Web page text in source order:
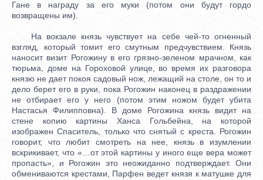
Гане в награду за его муки (потом они будут гордо
возвращены им).
На вокзале князь чувствует на себе чей-то огненный
взгляд, который томит его смутным предчувствием. Князь
наносит визит Рогожину в его грязно-зеленом мрачном, как
тюрьма, доме на Гороховой улице, во время их разговора
князю не дает покоя садовый нож, лежащий на столе, он то и
дело берет его в руки, пока Рогожин наконец в раздражении
не отбирает его у него (потом этим ножом будет убита
Настасья Филипповна). В доме Рогожина князь видит на
стене копию картины Ханса Гольбейна, на которой
изображен Спаситель, только что снятый с креста. Рогожин
говорит, что любит смотреть на нее, князь в изумлении
вскрикивает, что «…от этой картины у иного еще вера может
пропасть», и Рогожин это неожиданно подтверждает. Они
обмениваются крестами, Парфен ведет князя к матушке для